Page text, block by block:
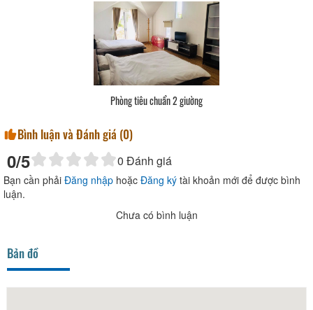
Phòng tiêu chuẩn 2 giường
Bình luận và Đánh giá (0)
0/5 0 Đánh giá
Bạn cần phải Đăng nhập hoặc Đăng ký tài khoản mới để được bình
luận.
Chưa có bình luận
Bản đồ